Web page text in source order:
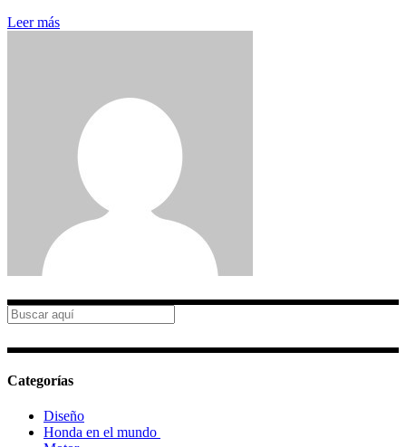
Leer más
Categorías
Diseño
Honda en el mundo